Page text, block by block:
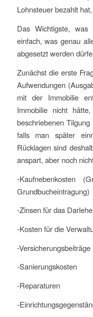
Lohnsteuer bezahlt
Das Wichtigste,
einfach, was genau
abgesetzt werden
Zunächst die erste
Aufwendungen
mit der Immobilie
Immobilie nicht
beschriebenen
falls man später
Rücklagen sind
anspart, aber noch
-Kaufnebenkosten
Grundbucheintragung)
-Zinsen für das
-Kosten für die
-Versicherungsbeiträge
-Sanierungskosten
-Reparaturen
-